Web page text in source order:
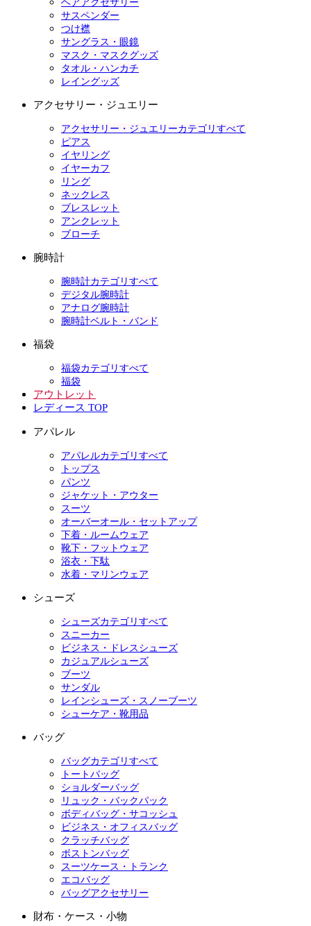
ヘアアクセサリー
サスペンダー
つけ襟
サングラス・眼鏡
マスク・マスクグッズ
タオル・ハンカチ
レイングッズ
アクセサリー・ジュエリー
アクセサリー・ジュエリーカテゴリすべて
ピアス
イヤリング
イヤーカフ
リング
ネックレス
ブレスレット
アンクレット
ブローチ
腕時計
腕時計カテゴリすべて
デジタル腕時計
アナログ腕時計
腕時計ベルト・バンド
福袋
福袋カテゴリすべて
福袋
アウトレット
レディース TOP
アパレル
アパレルカテゴリすべて
トップス
パンツ
ジャケット・アウター
スーツ
オーバーオール・セットアップ
下着・ルームウェア
靴下・フットウェア
浴衣・下駄
水着・マリンウェア
シューズ
シューズカテゴリすべて
スニーカー
ビジネス・ドレスシューズ
カジュアルシューズ
ブーツ
サンダル
レインシューズ・スノーブーツ
シューケア・靴用品
バッグ
バッグカテゴリすべて
トートバッグ
ショルダーバッグ
リュック・バックパック
ボディバッグ・サコッシュ
ビジネス・オフィスバッグ
クラッチバッグ
ボストンバッグ
スーツケース・トランク
エコバッグ
バッグアクセサリー
財布・ケース・小物